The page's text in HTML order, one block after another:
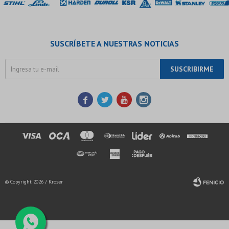
SUSCRÍBETE A NUESTRAS NOTICIAS
SUSCRIBIRME
   
© Copyright 2026 / Kroser